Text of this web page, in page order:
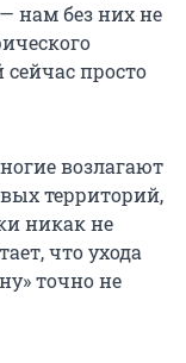
нам без них не
просто
возлагают
территорий,
никак не
что ухода
точно не